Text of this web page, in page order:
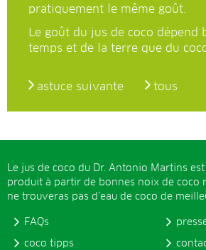
pratiquement le même goût.
Le goût du jus de coco dépend
temps et de la terre que du
astuce suivante tous
Le jus de coco du Dr. Antonio Martins
produit à partir de bonnes noix de coco
ne trouveras pas d’eau de coco de
FAQs
coco tipps